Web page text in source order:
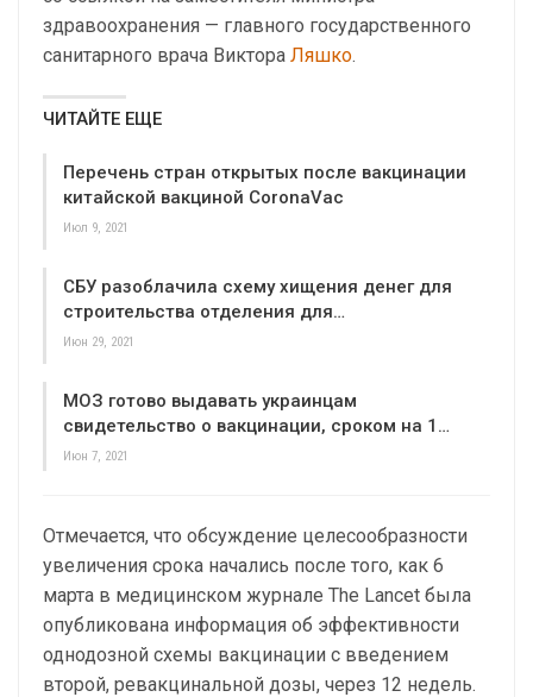
здравоохранения — главного государственного
санитарного врача Виктора Ляшко.
ЧИТАЙТЕ ЕЩЕ
Перечень стран открытых после вакцинации
китайской вакциной CoronaVac
Июл 9, 2021
СБУ разоблачила схему хищения денег для
строительства отделения для…
Июн 29, 2021
МОЗ готово выдавать украинцам
свидетельство о вакцинации, сроком на 1…
Июн 7, 2021
Отмечается, что обсуждение целесообразности
увеличения срока начались после того, как 6
марта в медицинском журнале The Lancet была
опубликована информация об эффективности
однодозной схемы вакцинации с введением
второй, ревакцинальной дозы, через 12 недель.